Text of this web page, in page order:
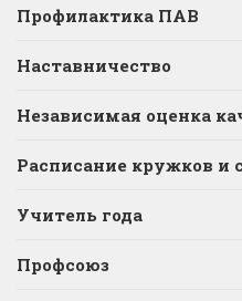
Профилактика ПАВ
Наставничество
Независимая оценка
Расписание кружков и
Учитель года
Профсоюз